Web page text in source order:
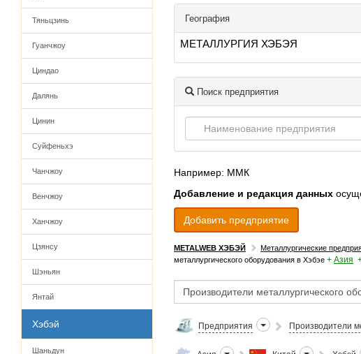
Тяньцзинь
Гуанчжоу
Циндао
Далянь
Цинин
Суйфеньхэ
Чанчжоу
Венчжоу
Ханчжоу
Цзянсу
Шэньян
Янтай
Хэбэй
Шаньдун
География
МЕТАЛЛУРГИЯ ХЭБЭЯ
Поиск предприятия
Например: ММК
Добавление и редакция данных
Добавить предприятие
METALWEB ХЭБЭЙ Металлургические
металлургического оборудования в Хэбэе + Азия
Предприятия Производители